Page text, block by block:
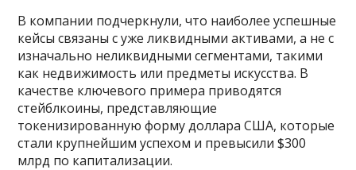
В компании подчеркнули, что наиболее успешные
кейсы связаны с уже ликвидными активами, а не с
изначально неликвидными сегментами, такими
как недвижимость или предметы искусства. В
качестве ключевого примера приводятся
стейблкоины, представляющие
токенизированную форму доллара США, которые
стали крупнейшим успехом и превысили $300
млрд по капитализации.